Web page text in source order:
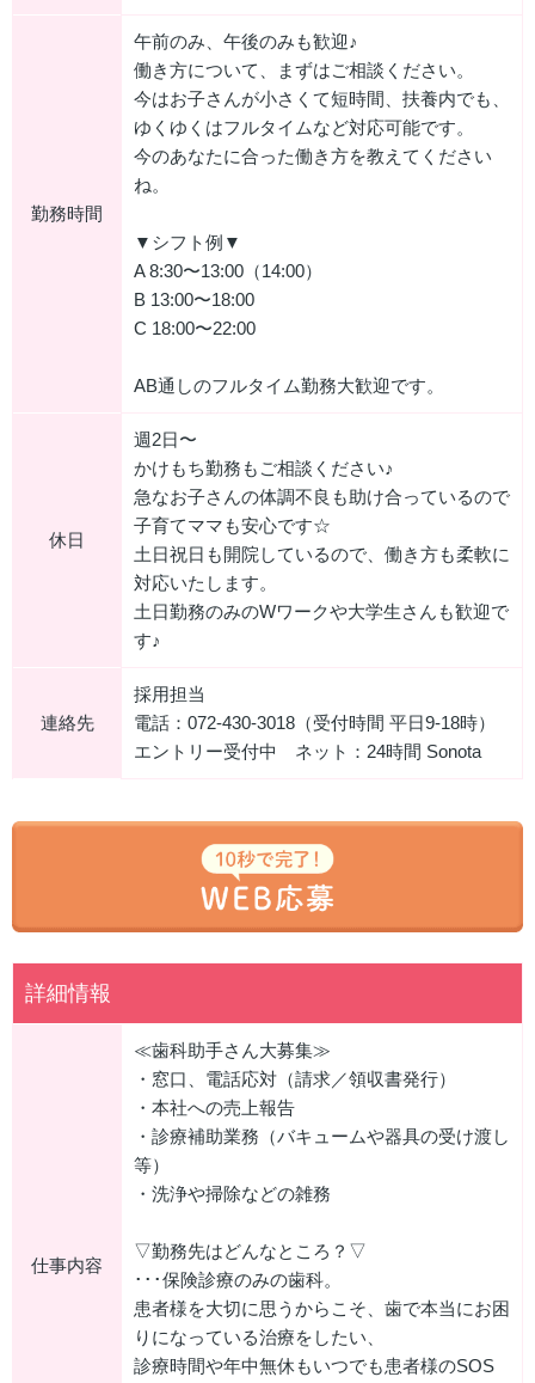
勤務時間
午前のみ、午後のみも歓迎♪
働き方について、まずはご相談ください。
今はお子さんが小さくて短時間、扶養内でも、
ゆくゆくはフルタイムなど対応可能です。
今のあなたに合った働き方を教えてください
ね。
▼シフト例▼
A 8:30〜13:00（14:00）
B 13:00〜18:00
C 18:00〜22:00
AB通しのフルタイム勤務大歓迎です。
休日
週2日〜
かけもち勤務もご相談ください♪
急なお子さんの体調不良も助け合っているので
子育てママも安心です☆
土日祝日も開院しているので、働き方も柔軟に
対応いたします。
土日勤務のみのWワークや大学生さんも歓迎で
す♪
連絡先
採用担当
電話：072-430-3018（受付時間 平日9-18時）
エントリー受付中 ネット：24時間 Sonota
詳細情報
仕事内容
≪歯科助手さん大募集≫
・窓口、電話応対（請求／領収書発行）
・本社への売上報告
・診療補助業務（バキュームや器具の受け渡し
等）
・洗浄や掃除などの雑務
▽勤務先はどんなところ？▽
･･･保険診療のみの歯科。
患者様を大切に思うからこそ、歯で本当にお困
りになっている治療をしたい、
診療時間や年中無休もいつでも患者様のSOS